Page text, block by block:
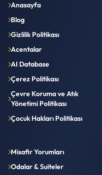
Anasayfa
Blog
Gizlilik Politikası
Acentalar
AI Database
Çerez Politikası
Çevre Koruma ve Atık
Yönetimi Politikası
Çocuk Hakları Politikası
Misafir Yorumları
Odalar & Suiteler